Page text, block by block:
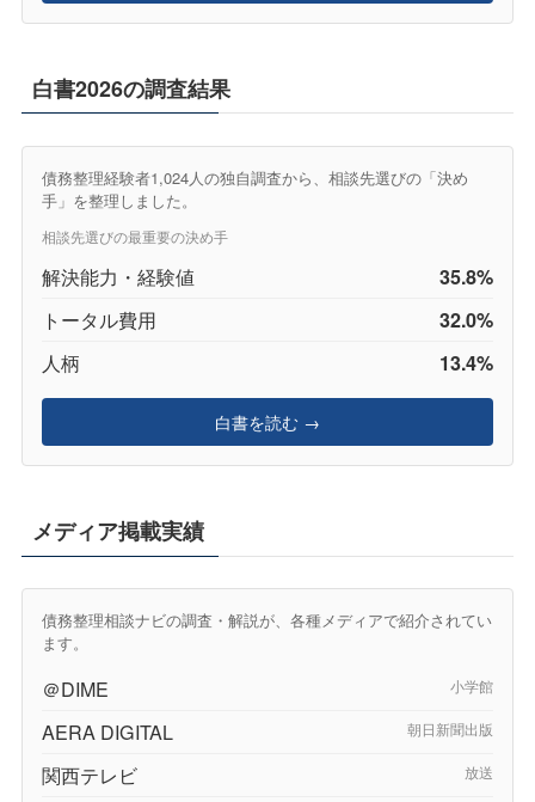
白書2026の調査結果
債務整理経験者1,024人の独自調査から、相談先選びの「決め
手」を整理しました。
相談先選びの最重要の決め手
解決能力・経験値 35.8%
トータル費用 32.0%
人柄 13.4%
白書を読む →
メディア掲載実績
債務整理相談ナビの調査・解説が、各種メディアで紹介されてい
ます。
＠DIME 小学館
AERA DIGITAL 朝日新聞出版
関西テレビ 放送